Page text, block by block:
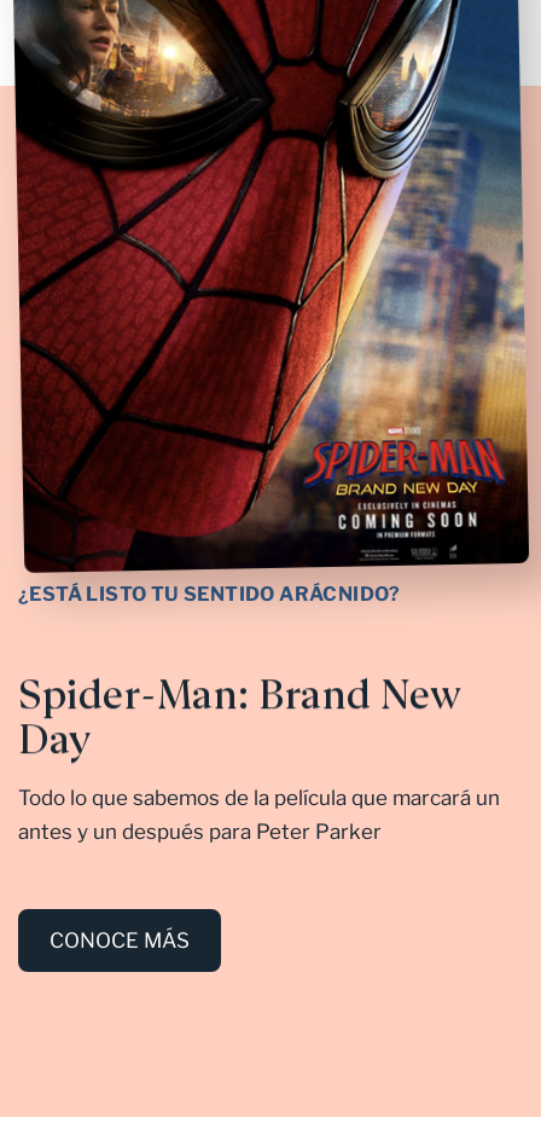
¿ESTÁ LISTO TU SENTIDO ARÁCNIDO?
Spider-Man: Brand New
Day
Todo lo que sabemos de la película que marcará un
antes y un después para Peter Parker
CONOCE MÁS